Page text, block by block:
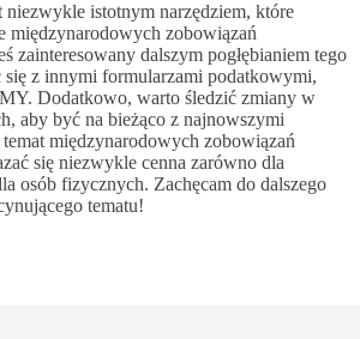
istotnym narzędziem, które
międzynarodowych zobowiązań
zainteresowany dalszym pogłębianiem tego
się z innymi formularzami podatkowymi,
Dodatkowo, warto śledzić zmiany w
aby być na bieżąco z najnowszymi
międzynarodowych zobowiązań
się niezwykle cenna zarówno dla
osób fizycznych. Zachęcam do dalszego
tematu!